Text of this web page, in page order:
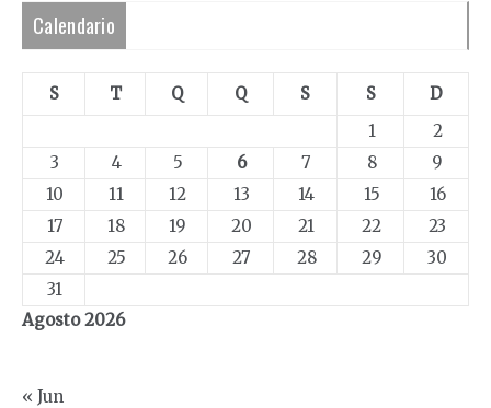
Calendario
Agosto 2026
S T Q Q S S
D
1
2
3
4 5 6 7 8
9
10
11 12 13 14 15
16
17
18 19 20 21 22
23
24
25 26 27 28 29
30
31
« Jun